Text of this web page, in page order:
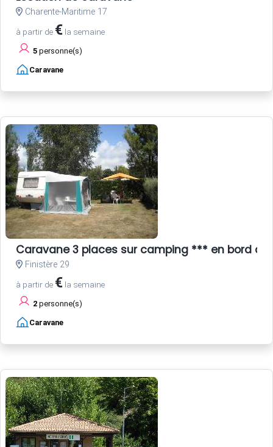
Charente-Maritime 17
à partir de € la semaine
5 personne(s)
Caravane
Caravane 3 places sur camping *** en bord de
Finistère 29
à partir de € la semaine
2 personne(s)
Caravane